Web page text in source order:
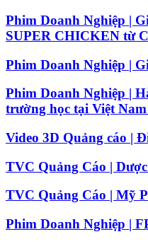
Phim Doanh Nghiệp |
SUPER CHICKEN từ
Phim Doanh Nghiệp |
Phim Doanh Nghiệp |
trường học tại Việt
Video 3D Quảng cáo |
TVC Quảng Cáo |
TVC Quảng Cáo | Mỹ
Phim Doanh Nghiệp |